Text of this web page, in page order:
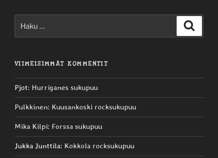
VIIMEISIMMÄT KOMMENTIT
Pjot: Hurriganes sukupuu
Pulkkinen: Kuusankoski rocksukupuu
Mika Kilpi: Forssa sukupuu
Jukka Junttila: Kokkola rocksukupuu